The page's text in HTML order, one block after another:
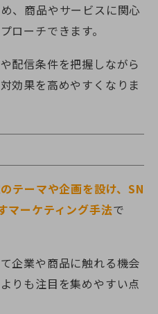
、商品やサービスに関心
ローチできます。
配信条件を把握しながら
効果を高めやすくなりま
テーマや企画を設け、SN
マーケティング手法で
企業や商品に触れる機会
りも注目を集めやすい点